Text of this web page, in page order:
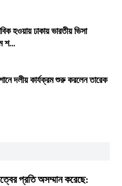
হওয়ায় ঢাকায় ভারতীয় ভিসা
শ...
দলীয় কার্যক্রম শুরু করলেন তারেক
প্রতি অসম্মান করেছে: